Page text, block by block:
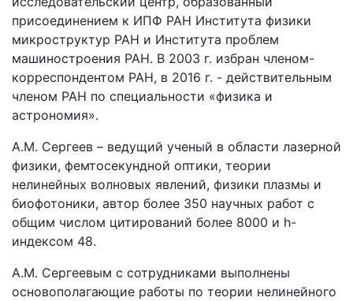
присоединением к ИПФ РАН Института физики
микроструктур РАН и Института проблем
машиностроения РАН. В 2003 г. избран членом-
корреспондентом РАН, в 2016 г. - действительным
членом РАН по специальности «физика и
астрономия».
А.М. Сергеев – ведущий ученый в области лазерной
физики, фемтосекундной оптики, теории
нелинейных волновых явлений, физики плазмы и
биофотоники, автор более 350 научных работ с
общим числом цитирований более 8000 и h-
индексом 48.
А.М. Сергеевым с сотрудниками выполнены
основополагающие работы по теории нелинейного